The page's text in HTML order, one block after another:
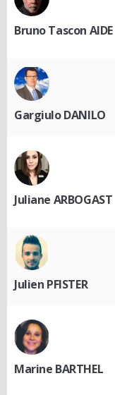
Bruno Tascon AIDE
Gargiulo DANILO
Juliane ARBOGAST
Julien PFISTER
Marine BARTHEL